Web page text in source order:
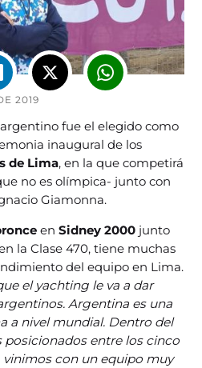
2019
fue el elegido como
inaugural de los
de Lima, en la que competirá
no es olímpica- junto con
Giamonna.
enSidney 2000 junto
la Clase 470, tiene muchas
del equipo en Lima.
el yachting le va a dar
Argentina es una
a nivel mundial. Dentro del
entre los cinco
vinimos con un equipo muy